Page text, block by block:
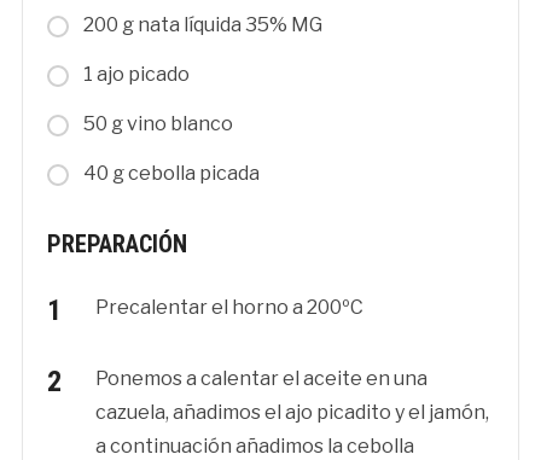
200 g nata líquida 35% MG
1 ajo picado
50 g vino blanco
40 g cebolla picada
PREPARACIÓN
Precalentar el horno a 200ºC
Ponemos a calentar el aceite en una
cazuela, añadimos el ajo picadito y el jamón,
a continuación añadimos la cebolla